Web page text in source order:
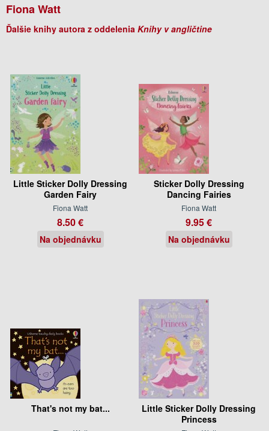
Fiona Watt
Ďalšie knihy autora z oddelenia Knihy v angličtine
Little Sticker Dolly Dressing
Garden Fairy
Fiona Watt
8.50 €
Na objednávku
Sticker Dolly Dressing
Dancing Fairies
Fiona Watt
9.95 €
Na objednávku
That's not my bat...
Little Sticker Dolly Dressing
Princess